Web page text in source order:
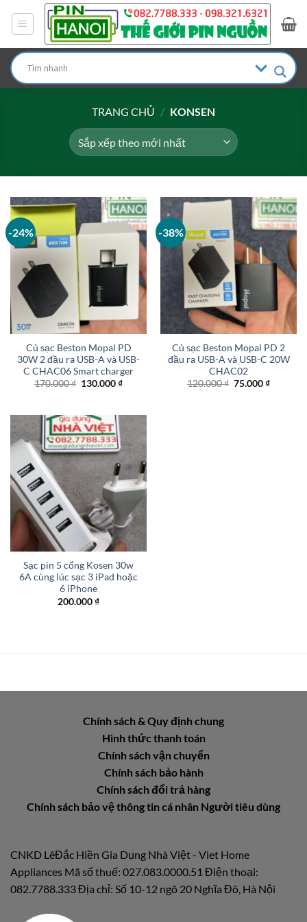
dung
TRANG CHỦ / KONSEN
-24%
Củ sạc Beston Mopal PD
30W 2 đầu ra USB-A và USB-
C CHAC06 Smart charger
170.000₫ Giá
130.000₫Giá
130.000 ₫.
-38%
Củ sạc Beston Mopal PD 2
đầu ra USB-A và USB-C 20W
CHAC02
120.000₫ Giá
75.000₫Giá
Sạc pin 5 cổng Kosen 30w
6A cùng lúc sạc 3 iPad hoặc
6 iPhone
200.000₫
Chính sách & Quy định chung
Hình thức thanh toán
Chính sách vận chuyển
Chính sách bảo hành
Chính sách đổi trả hàng
Chính sách bảo vệ thông tin cá nhân Người tiêu dùng
CNKD LêĐắc Hiền Gia Dụng Nhà Việt - Viet Home
Appliances Mã số thuế: 027.083.0000.51 Điện thoại:
082.7788.333 Địa chỉ: Số 10-12 ngõ 20 Nghĩa Đô, Hà Nội